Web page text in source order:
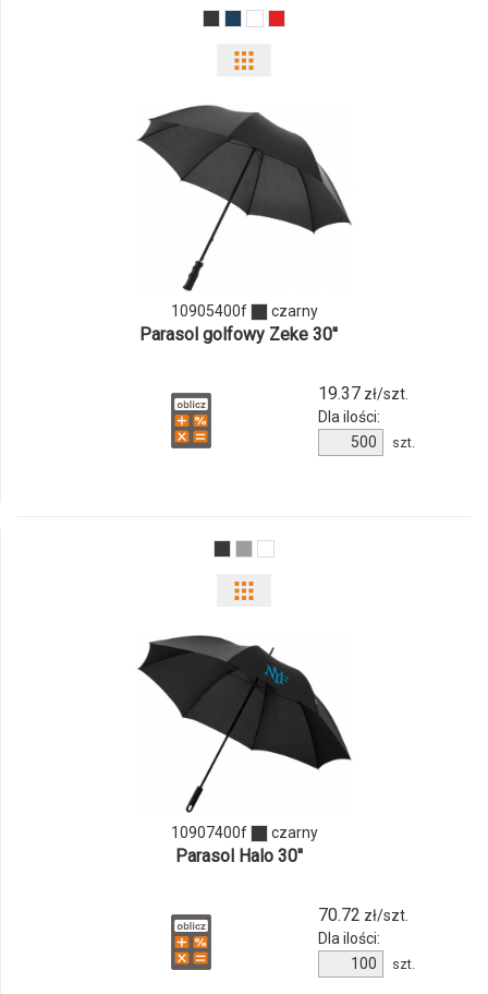
i
ilości
produktu
10905400f czarny
Parasol golfowy Zeke 30''
19.37zł/szt.
Dla ilości:
produktu
szt.
i
ilości
produktu
10907400f czarny
Parasol Halo 30''
70.72 zł/szt.
Dla ilości:
produktu
szt.